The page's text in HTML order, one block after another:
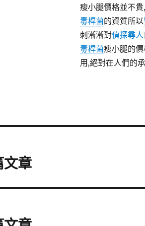
瘦小腿價格並不貴,
毒桿菌的資質所以
刺漸漸對偵探尋人
毒桿菌瘦小腿的價
用,絕對在人們的
文章